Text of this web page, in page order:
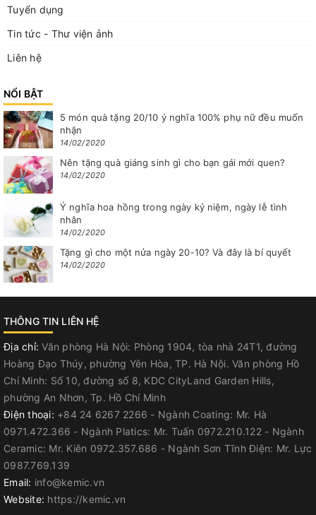
Tuyển dụng
Tin tức - Thư viện ảnh
Liên hệ
NỔI BẬT
5 món quà tặng 20/10 ý nghĩa 100% phụ nữ đều muốn
nhận
14/02/2020
Nên tặng quà giáng sinh gì cho bạn gái mới quen?
14/02/2020
Ý nghĩa hoa hồng trong ngày kỷ niệm, ngày lễ tình
nhân
14/02/2020
Tặng gì cho một nửa ngày 20-10? Và đây là bí quyết
14/02/2020
THÔNG TIN LIÊN HỆ
Địa chỉ: Văn phòng Hà Nội: Phòng 1904, tòa nhà 24T1, đường
Hoàng Đạo Thúy, phường Yên Hòa, TP. Hà Nội. Văn phòng Hồ
Chí Minh: Số 10, đường số 8, KDC CityLand Garden Hills,
phường An Nhơn, Tp. Hồ Chí Minh
Điện thoại: +84 24 6267 2266 - Ngành Coating: Mr. Hà
0971.472.366 - Ngành Platics: Mr. Tuấn 0972.210.122 - Ngành
Ceramic: Mr. Kiên 0972.357.686 - Ngành Sơn Tĩnh Điện: Mr. Lực
0987.769.139
Email: info@kemic.vn
Website: https://kemic.vn